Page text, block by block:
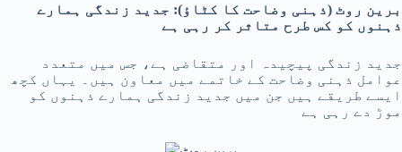
برین روٹ (ذہنی وضاحت کا کٹاؤ): جدید زندگی ہمارے
ذہنوں کو کس طرح متاثر کر رہی ہے
جدید زندگی پیچیدہ اور متقاضی ہے، جس میں متعدد
عوامل ذہنی وضاحت کے خاتمے میں معاون ہیں۔ یہاں کچھ
ایسے طریقے ہیں جن میں جدید زندگی ہمارے ذہنوں کو
موڑ دے رہی ہے